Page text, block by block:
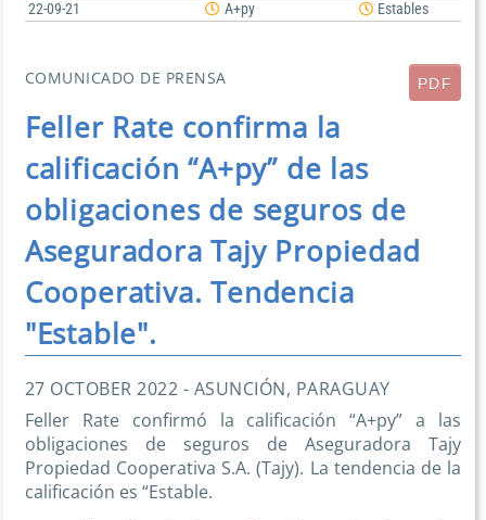
22-09-21
A+py Estables
COMUNICADO DE PRENSA PDF
Feller Rate confirma la
calificación “A+py” de las
obligaciones de seguros de
Aseguradora Tajy Propiedad
Cooperativa. Tendencia
"Estable".
27 OCTOBER 2022 - ASUNCIÓN, PARAGUAY
Feller Rate confirmó la calificación “A+py” a las
obligaciones de seguros de Aseguradora Tajy
Propiedad Cooperativa S.A. (Tajy). La tendencia de la
calificación es “Estable.